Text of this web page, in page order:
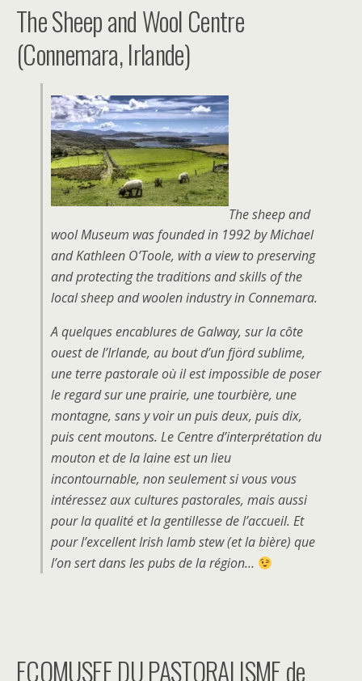
The Sheep and Wool Centre
(Connemara, Irlande)
The sheep and
wool Museum was founded in 1992 by Michael
and Kathleen O’Toole, with a view to preserving
and protecting the traditions and skills of the
local sheep and woolen industry in Connemara.
A quelques encablures de Galway, sur la côte
ouest de l’Irlande, au bout d’un fjörd sublime,
une terre pastorale où il est impossible de poser
le regard sur une prairie, une tourbière, une
montagne, sans y voir un puis deux, puis dix,
puis cent moutons. Le Centre d’interprétation du
mouton et de la laine est un lieu
incontournable, non seulement si vous vous
intéressez aux cultures pastorales, mais aussi
pour la qualité et la gentillesse de l’accueil. Et
pour l’excellent Irish lamb stew (et la bière) que
l’on sert dans les pubs de la région…
ECOMUSEE DU PASTORALISME de